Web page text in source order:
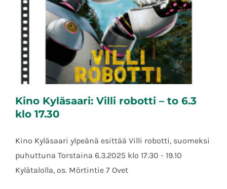
Kino Kyläsaari: Villi robotti – to 6.3 klo
17.30
Kino Kyläsaari: Villi robotti – to 6.3
klo 17.30
Kino Kyläsaari ylpeänä esittää Villi robotti, suomeksi
puhuttuna Torstaina 6.3.2025 klo 17.30 - 19.10
Kylätalolla, os. Mörtintie 7 Ovet